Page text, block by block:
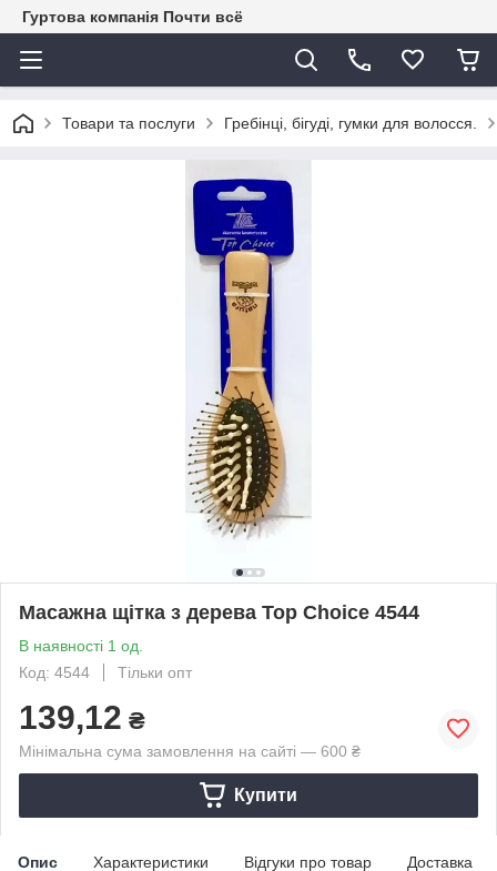
Гуртова компанія Почти всё
Товари та послуги Гребінці, бігуді, гумки для волосся.
Масажна щітка з дерева Top Choice 4544
В наявності 1 од.
Код: 4544
Тільки опт
139,12 ₴
Мінімальна сума замовлення на сайті — 600 ₴
Купити
Опис Характеристики Відгуки про товар Доставка